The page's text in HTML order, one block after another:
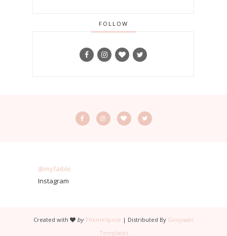
FOLLOW
@myfaible
Instagram
Created with by ThemeXpose | Distributed By Gooyaabi
Templates